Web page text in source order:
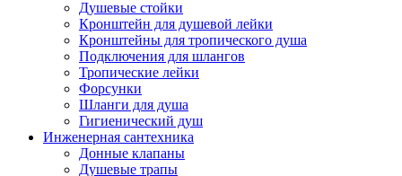
Душевые стойки
Кронштейн для душевой лейки
Кронштейны для тропического душа
Подключения для шлангов
Тропические лейки
Форсунки
Шланги для душа
Гигиенический душ
Инженерная сантехника
Донные клапаны
Душевые трапы